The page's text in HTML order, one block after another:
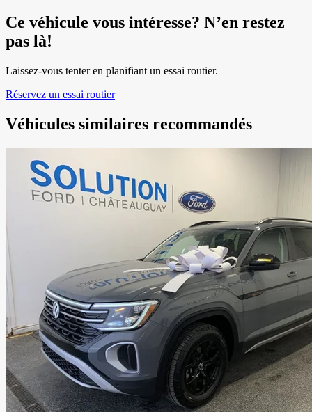
Ce véhicule vous intéresse? N’en restez
pas là!
Laissez-vous tenter en planifiant un essai routier.
Réservez un essai routier
Véhicules similaires recommandés